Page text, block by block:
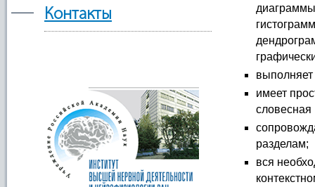
— Контакты
имеет
словесная
разделам;
вся